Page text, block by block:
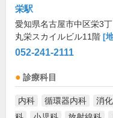
栄駅
愛知県名古屋市中区栄3
丸栄スカイルビル11階 [
052-241-2111
診療科目
内科 循環器内科 消